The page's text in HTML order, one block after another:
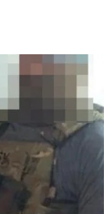
россии. По
он также
сил Украины на
и повреждены